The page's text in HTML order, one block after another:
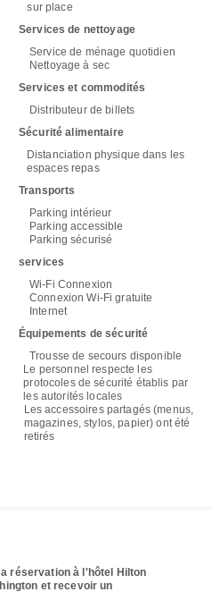
sur place
Services de nettoyage
Service de ménage quotidien
Nettoyage à sec
Services et commodités
Distributeur de billets
Sécurité alimentaire
Distanciation physique dans les
espaces repas
Transports
Parking intérieur
Parking accessible
Parking sécurisé
services
Wi-Fi Connexion
Connexion Wi-Fi gratuite
Internet
Équipements de sécurité
Trousse de secours disponible
Le personnel respecte les
protocoles de sécurité établis par
les autorités locales
Les accessoires partagés (menus,
magazines, stylos, papier) ont été
retirés
réservation à l'hôtel Hilton
et recevoir un